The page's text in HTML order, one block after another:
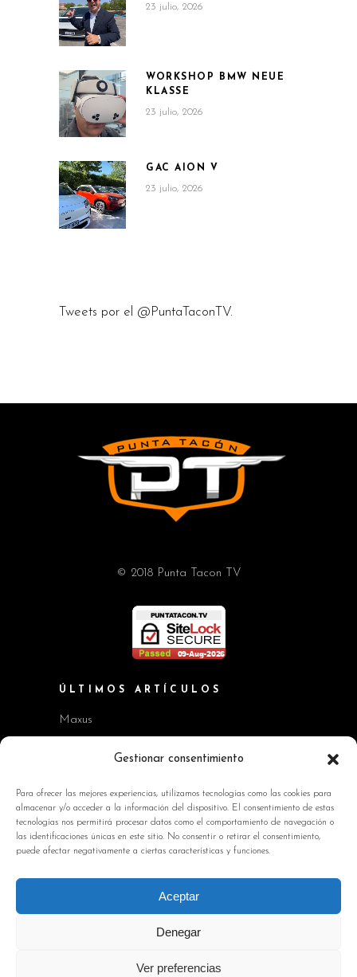
Gestionar consentimiento
Para ofrecer las mejores experiencias, utilizamos tecnologías como las cookies para
almacenar y/o acceder a la información del dispositivo. El consentimiento de estas
tecnologías nos permitirá procesar datos como el comportamiento de navegación o
las identificaciones únicas en este sitio. No consentir o retirar el consentimiento,
puede afectar negativamente a ciertas características y funciones.
Aceptar
Denegar
Ver preferencias
23 julio, 2026
WORKSHOP BMW NEUE
KLASSE
23 julio, 2026
GAC AION V
23 julio, 2026
Tweets por el @PuntaTaconTV.
© 2018 Punta Tacon TV
ÚLTIMOS ARTÍCULOS
Maxus
Workshop BMW Neue Klasse
Kia EV2 y Kia Seltos
Skoda Octavia RS
INFORMACIÓN DE INTERÉS
Política de privacidad